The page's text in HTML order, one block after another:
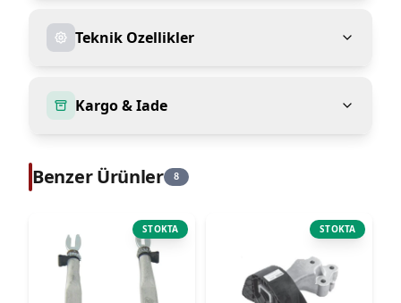
Teknik Ozellikler
Kargo & Iade
Benzer Ürünler 8
STOKTA STOKTA